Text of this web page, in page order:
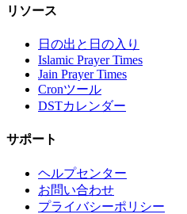
リソース
日の出と日の入り
Islamic Prayer Times
Jain Prayer Times
Cronツール
DSTカレンダー
サポート
ヘルプセンター
お問い合わせ
プライバシーポリシー